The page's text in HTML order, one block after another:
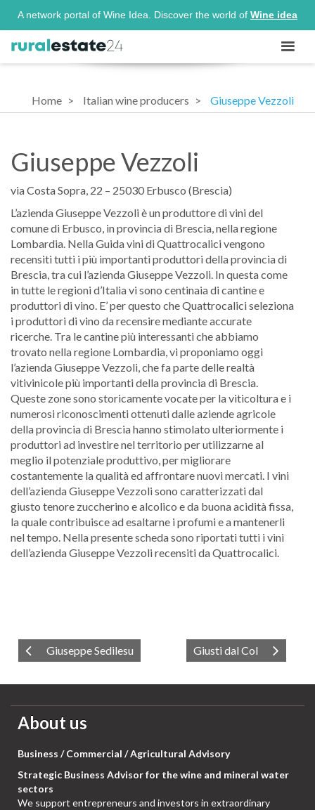
A network portal of Wine Idea. Discover the world of Wine idea
Home Italian wine producers Giuseppe Vezzoli
Giuseppe Vezzoli
via Costa Sopra, 22 – 25030 Erbusco (Brescia)
L’azienda Giuseppe Vezzoli è un produttore di vini del
comune di Erbusco, in provincia di Brescia, nella regione
Lombardia. Nella Guida vini di Quattrocalici vengono
recensiti tutti i più importanti produttori della provincia di
Brescia, tra cui l’azienda Giuseppe Vezzoli. In questa come
in tutte le regioni d’Italia vi sono centinaia di cantine e
produttori di vino. E’ per questo che Quattrocalici seleziona
i produttori di vino da recensire mediante accurate
ricerche. Tra le cantine più interessanti che abbiamo
trovato nella regione Lombardia, vi proponiamo oggi
l’azienda Giuseppe Vezzoli, che fa parte delle realtà
vitivinicole più importanti della provincia di Brescia.
Queste zone sono storicamente vocate per la viticoltura e i
numerosi riconoscimenti ottenuti dalle aziende agricole
della provincia di Brescia hanno stimolato ulteriormente i
produttori ad investire nel territorio per utilizzarne al
meglio il potenziale produttivo, per migliorare
costantemente la qualità ed affrontare nuovi mercati. I vini
dell’azienda Giuseppe Vezzoli sono caratterizzati dal
giusto tenore zuccherino e alcolico e da buona acidità fissa,
la quale contribuisce ad esaltarne i profumi e a mantenerli
nel tempo. Nella presente scheda sono riportati tutti i vini
dell’azienda Giuseppe Vezzoli recensiti da Quattrocalici.
Giuseppe Sedilesu Giusti dal Col
About us
Business / Commercial / Agricultural Advisory
Strategic Business Advisor for the wine and mineral water
sectors
We support entrepreneurs and investors in extraordinary